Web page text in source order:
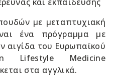
με μεταπτυχιακή
ένα πρόγραμμα με
αιγίδα του Ευρωπαϊκού
Lifestyle Medicine
στα αγγλικά.